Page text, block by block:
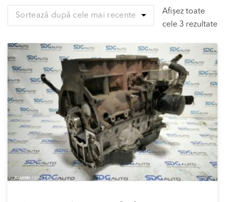
Sortează după cele mai recente
Afișez toate
cele 3 rezultate